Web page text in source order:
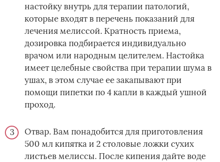
настойку внутрь для терапии патологий,
которые входят в перечень показаний для
лечения мелиссой. Кратность приема,
дозировка подбирается индивидуально
врачом или народным целителем. Настойка
имеет целебные свойства при терапии шума в
ушах, в этом случае ее закапывают при
помощи пипетки по 4 капли в каждый ушной
проход.
Отвар. Вам понадобится для приготовления
500 мл кипятка и 2 столовые ложки сухих
листьев мелиссы. После кипения дайте воде